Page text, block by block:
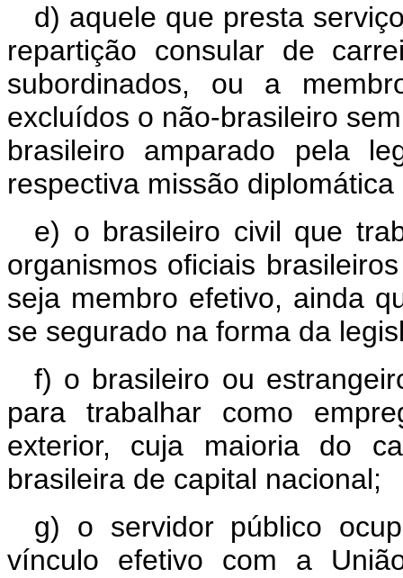
d) aquele que presta
repartição consular de
subordinados, ou a
excluídos o não-brasileiro
brasileiro amparado pela
respectiva missão
e) o brasileiro civil que
organismos oficiais
seja membro efetivo, ainda
se segurado na forma da
f) o brasileiro ou
para trabalhar como
exterior, cuja maioria do
brasileira de capital nacional;
g) o servidor público
vínculo efetivo com a